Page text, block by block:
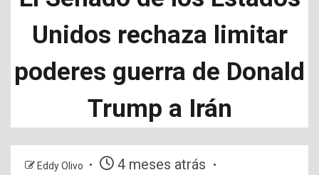
Unidos rechaza limitar
poderes guerra de Donald
Trump a Irán
Eddy Olivo 4 meses atrás